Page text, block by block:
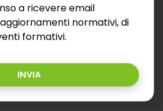
a ricevere email
normativi, di
formativi.
INVIA